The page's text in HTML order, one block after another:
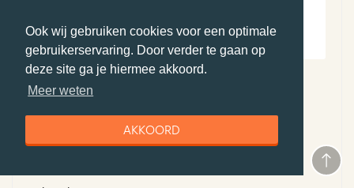
Ook wij gebruiken cookies voor een optimale
gebruikerservaring. Door verder te gaan op
deze site ga je hiermee akkoord.
Meer weten
AKKOORD
Vervoer Prijs-kwaliteit
vrijheid tijdens de reis